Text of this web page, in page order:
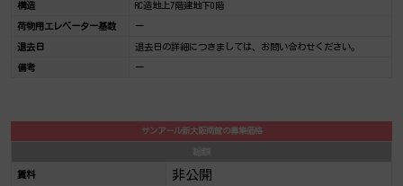
構造 RC造地上7階建地下0階
荷物用エレベーター基数 ー
退去日 退去日の詳細につきましては、お問い合わせください。
備考 ー
サンアール新大阪南館の募集価格
賃料 非公開